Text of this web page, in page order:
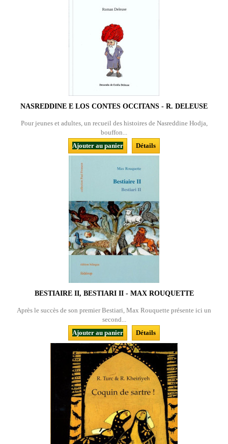
NASREDDINE E LOS CONTES OCCITANS - R. DELEUSE
Pour jeunes et adultes, un recueil des histoires de Nasreddine Hodja,
bouffon...
Ajouter au panier
Détails
BESTIAIRE II, BESTIARI II - MAX ROUQUETTE
Après le succès de son premier Bestiari, Max Rouquette présente ici un
second...
Ajouter au panier
Détails